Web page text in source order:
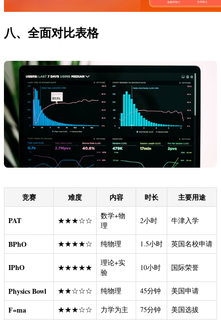
八、全面对比表格
竞赛 难度 内容 时长 主要用途
PAT ★★★☆☆
数学+物
理
2小时 牛津入学
BPhO ★★★★☆ 纯物理 1.5小时 英国名校申请
IPhO ★★★★★
理论+实
验
10小时 国际荣誉
Physics Bowl ★★☆☆☆ 纯物理 45分钟 美国申请
F=ma ★★★☆☆ 力学为主 75分钟 美国选拔